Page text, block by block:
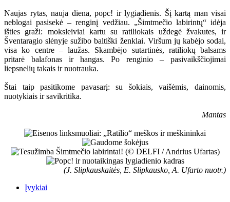
Naujas rytas, nauja diena, popc! ir lygiadienis. Šį kartą man visai
neblogai pasisekė – renginį vedžiau. „Šimtmečio labirintų“ idėja
išties graži: moksleiviai kartu su ratiliokais uždegė žvakutes, ir
Šventaragio slėnyje sužibo baltiški ženklai. Viršum jų kabėjo sodai,
visa ko centre – laužas. Skambėjo sutartinės, ratiliokų balsams
pritarė balafonas ir hangas. Po renginio – pasivaikščiojimai
liepsnelių takais ir nuotrauka.
Štai taip pasitikome pavasarį: su šokiais, vaišėmis, dainomis,
nuotykiais ir savikritika.
Mantas
(J. Slipkauskaitės, E. Slipkausko, A. Ufarto nuotr.)
Įvykiai